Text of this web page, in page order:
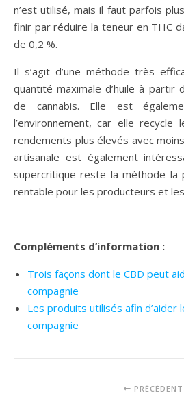
n’est utilisé, mais il faut parfois
finir par réduire la teneur en THC
de 0,2 %.
Il s’agit d’une méthode très
quantité maximale d’huile à partir
de cannabis. Elle est
l’environnement, car elle
rendements plus élevés avec
artisanale est également
supercritique reste la méthode la
rentable pour les producteurs et
Compléments d’information :
Trois façons dont le CBD peut
compagnie
Les produits utilisés afin d’aider
compagnie
PRÉCÉDENT